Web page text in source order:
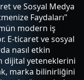
ve Sosyal Medya
Faydaları"
modern iş
E-ticaret ve sosyal
nasıl etkin
dijital yeteneklerini
marka bilinirliğini